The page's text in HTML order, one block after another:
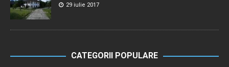
29 iulie 2017
CATEGORII POPULARE